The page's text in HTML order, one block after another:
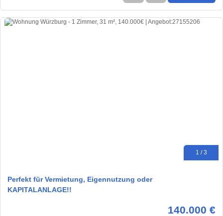
1 / 3
Perfekt für Vermietung, Eigennutzung oder
KAPITALANLAGE!!
140.000 €